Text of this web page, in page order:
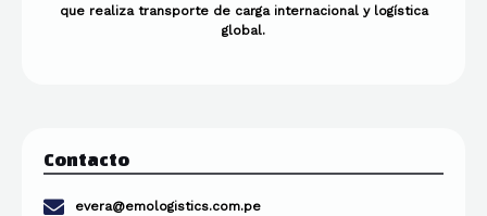
que realiza transporte de carga internacional y logística
global.
Contacto
evera@emologistics.com.pe